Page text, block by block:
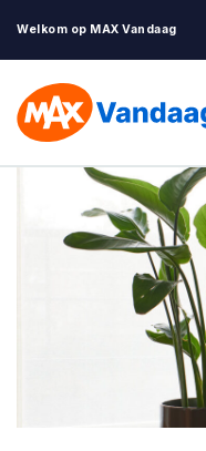
Welkom op MAX Vandaag